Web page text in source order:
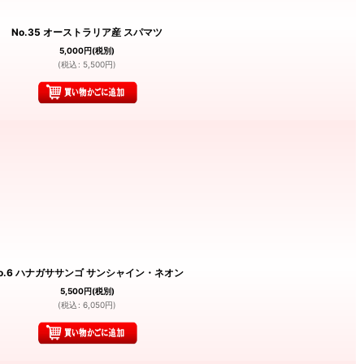
No.35 オーストラリア産 スパマツ
5,000円(税別)
(税込 : 5,500円)
ハナガササンゴ サンシャイン・ネオン
5,500円(税別)
(税込 : 6,050円)